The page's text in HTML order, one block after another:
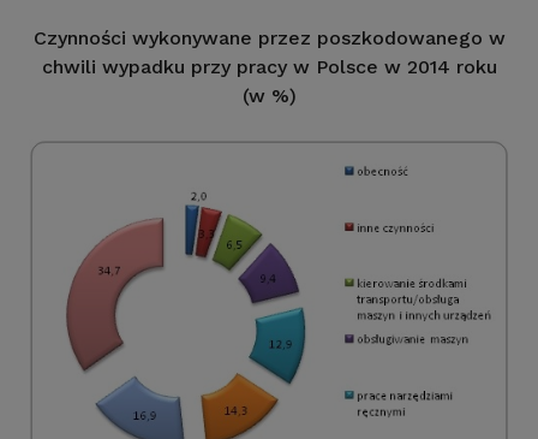
Czynności wykonywane przez poszkodowanego w
chwili wypadku przy pracy w Polsce w 2014 roku
(w %)